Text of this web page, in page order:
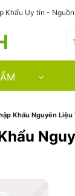
Khẩu Uy tín -
Khẩu Nguyên Liệu